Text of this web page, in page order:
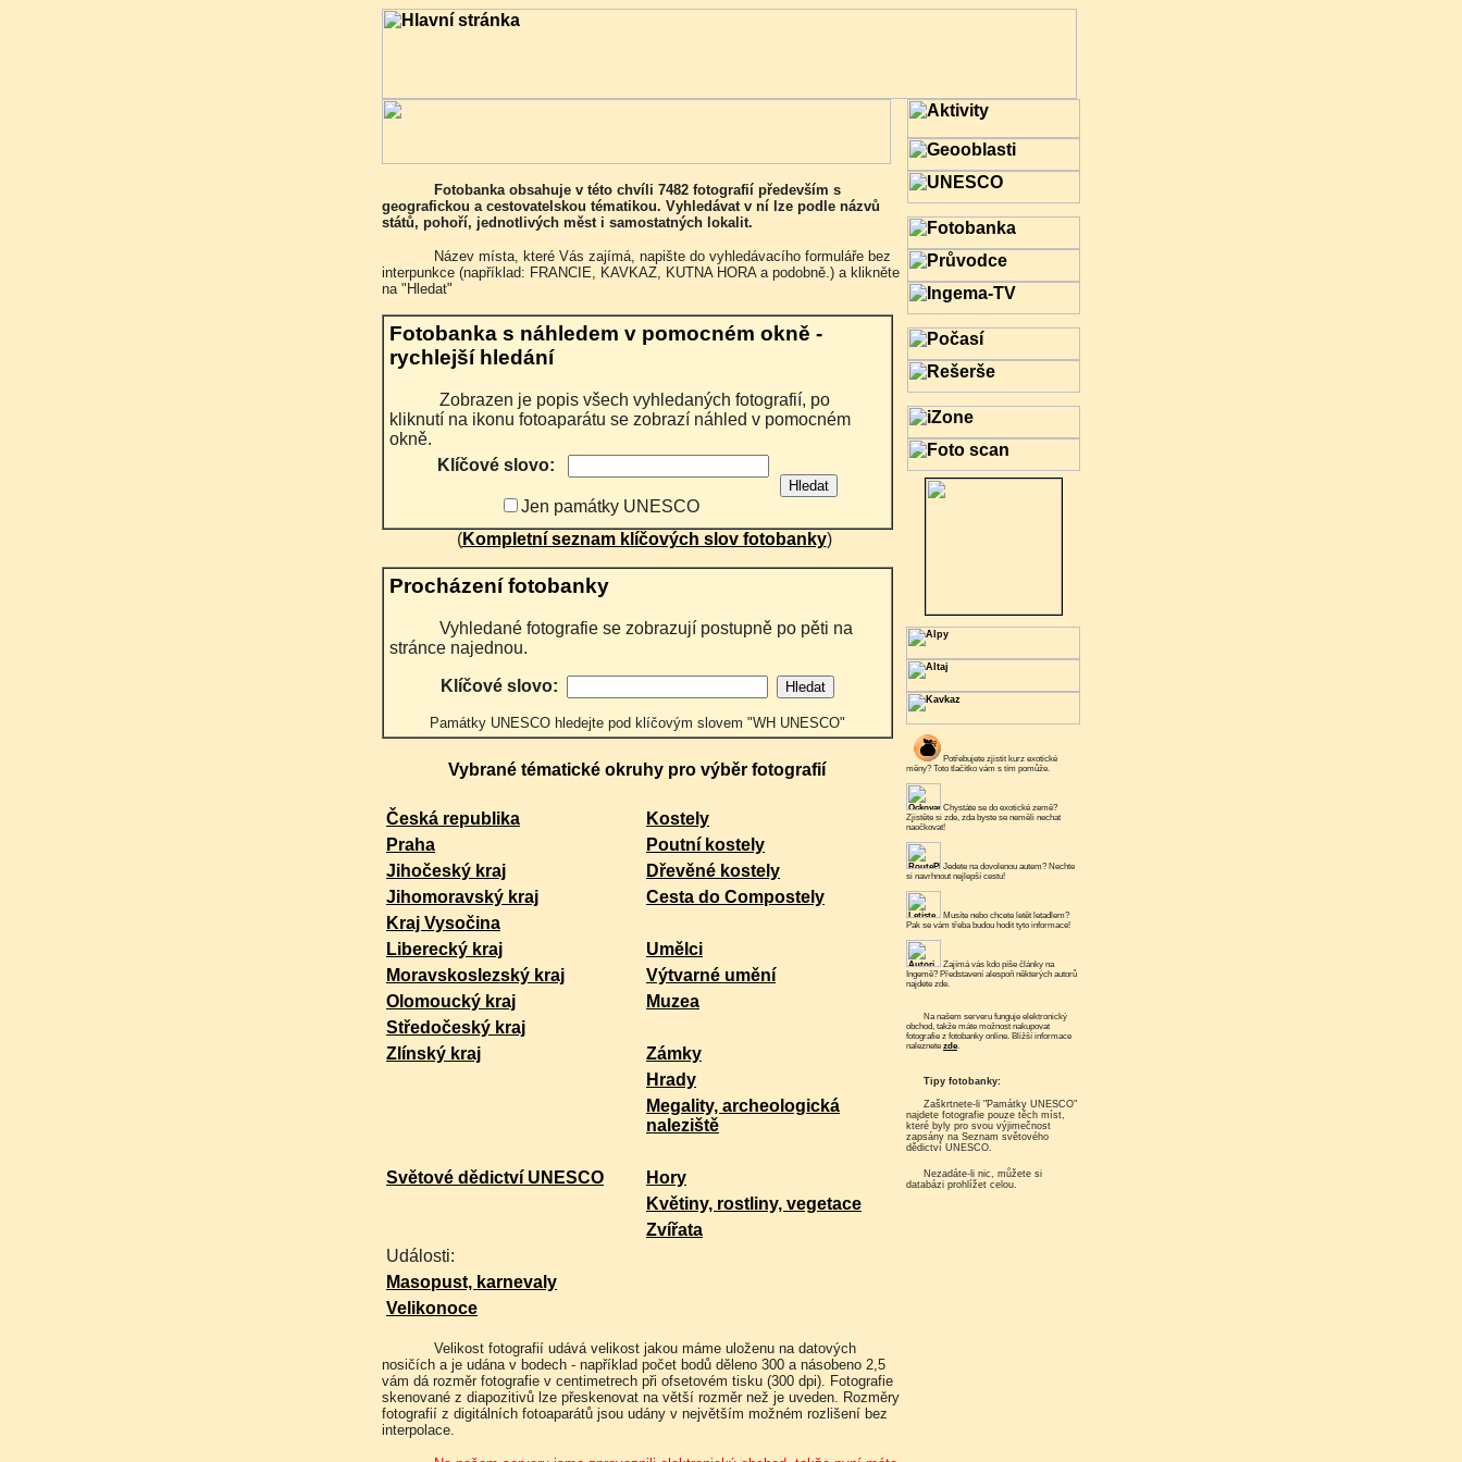
Fotobanka obsahuje v této chvíli 7482 fotografií především s
geografickou a cestovatelskou tématikou. Vyhledávat v ní lze podle názvů
států, pohoří, jednotlivých měst i samostatných lokalit.
Název místa, které Vás zajímá, napište do vyhledávacího formuláře bez
interpunkce (například: FRANCIE, KAVKAZ, KUTNA HORA a podobně.) a klikněte
na "Hledat"
Fotobanka s náhledem v pomocném okně -
rychlejší hledání
Zobrazen je popis všech vyhledaných fotografií, po
kliknutí na ikonu fotoaparátu se zobrazí náhled v pomocném
okně.
Klíčové slovo:
Jen památky UNESCO
(Kompletní seznam klíčových slov fotobanky)
Procházení fotobanky
Vyhledané fotografie se zobrazují postupně po pěti na
stránce najednou.
Klíčové slovo:
Památky UNESCO hledejte pod klíčovým slovem "WH UNESCO"
Vybrané tématické okruhy pro výběr fotografií
Česká republika
Kostely
Praha
Poutní kostely
Jihočeský kraj
Dřevěné kostely
Jihomoravský kraj
Cesta do Compostely
Kraj Vysočina
Liberecký kraj
Umělci
Moravskoslezský kraj
Výtvarné umění
Olomoucký kraj
Muzea
Středočeský kraj
Zlínský kraj
Zámky
Hrady
Megality, archeologická
naleziště
Světové dědictví UNESCO
Hory
Květiny, rostliny, vegetace
Zvířata
Události:
Masopust, karnevaly
Velikonoce
Velikost fotografií udává velikost jakou máme uloženu na datových
nosičích a je udána v bodech - například počet bodů děleno 300 a násobeno 2,5
vám dá rozměr fotografie v centimetrech při ofsetovém tisku (300 dpi). Fotografie
skenované z diapozitivů lze přeskenovat na větší rozměr než je uveden. Rozměry
fotografií z digitálních fotoaparátů jsou udány v největším možném rozlišení bez
interpolace.
Potřebujete zjistit kurz exotické
měny? Toto tlačítko vám s tím pomůže.
Chystáte se do exotické země?
Zjistěte si zde, zda byste se neměli nechat
naočkovat!
Jedete na dovolenou autem? Nechte
si navrhnout nejlepší cestu!
Musíte nebo chcete letět letadlem?
Pak se vám třeba budou hodit tyto informace!
Zajímá vás kdo píše články na
Ingemě? Představení alespoň některých autorů
najdete zde.
Na našem serveru funguje elektronický
obchod, takže máte možnost nakupovat
fotografie z fotobanky online. Bližší informace
naleznete zde.
Tipy fotobanky:
Zaškrtnete-li "Památky UNESCO"
najdete fotografie pouze těch míst,
které byly pro svou výjimečnost
zapsány na Seznam světového
dědictví UNESCO.
Nezadáte-li nic, můžete si
databázi prohlížet celou.